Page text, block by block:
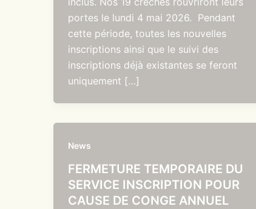
portes le lundi 4 mai 2026. Pendant
cette période, toutes les nouvelles
inscriptions ainsi que le suivi des
inscriptions déjà existantes se feront
uniquement […]
News
FERMETURE TEMPORAIRE DU
SERVICE INSCRIPTION POUR
CAUSE DE CONGE ANNUEL